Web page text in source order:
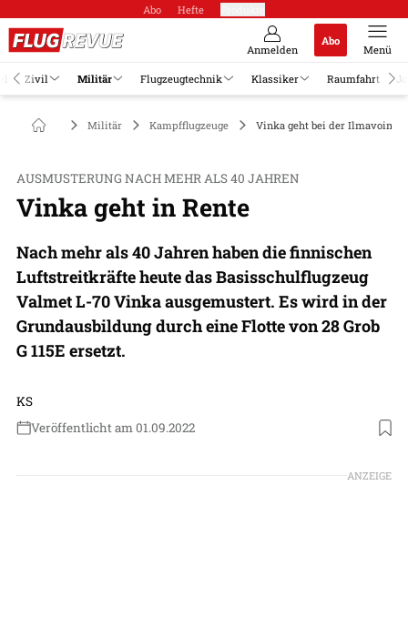
Abo Hefte
Anmelden
Abo
Menü
Zivil Militär Flugzeugtechnik Klassiker Raumfahrt
Militär Kampfflugzeuge Vinka geht bei der Ilmavoimat
AUSMUSTERUNG NACH MEHR ALS 40 JAHREN
Vinka geht in Rente
Nach mehr als 40 Jahren haben die finnischen
Luftstreitkräfte heute das Basisschulflugzeug
Valmet L-70 Vinka ausgemustert. Es wird in der
Grundausbildung durch eine Flotte von 28 Grob
G 115E ersetzt.
KS
Veröffentlicht am 01.09.2022
Foto: Ilmavoimat
ANZEIGE